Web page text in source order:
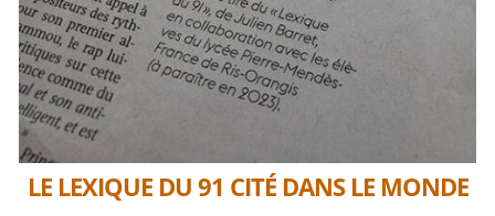
LE LEXIQUE DU 91 CITÉ DANS LE MONDE